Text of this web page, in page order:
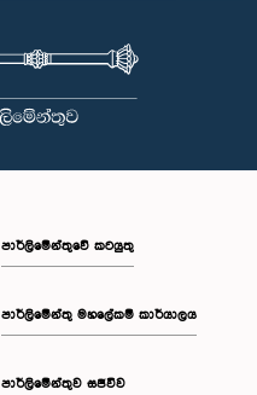
පාර්ලිමේන්තුවේ කටයුතු
පාර්ලිමේන්තු මහලේකම් කාර්යාලය
පාර්ලිමේන්තුව සජීවීව